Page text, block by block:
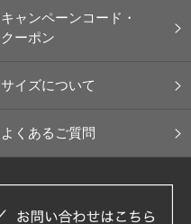
キャンペーンコード・
クーポン
サイズについて
よくあるご質問